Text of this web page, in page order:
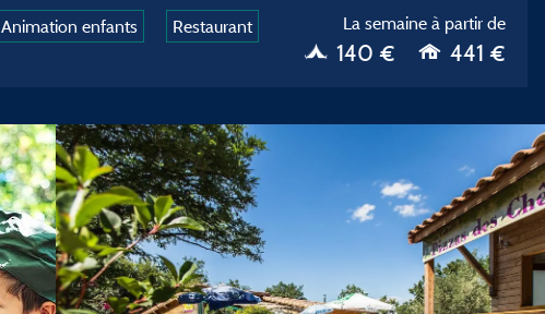
Animation enfants Restaurant La semaine à partir de
140 € 441 €